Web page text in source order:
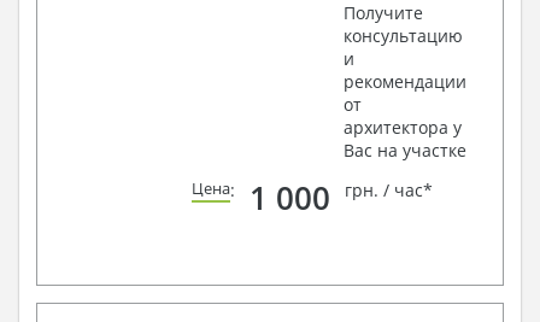
Получите
консультацию
и
рекомендации
от
архитектора у
Вас на участке
Цена: 1 000 грн. / час*